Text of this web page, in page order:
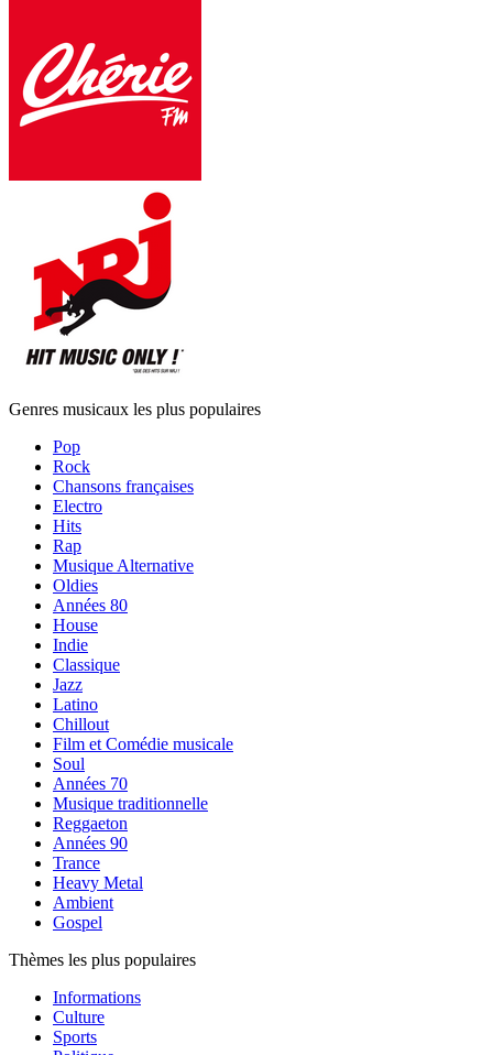
Genres musicaux les plus populaires
Pop
Rock
Chansons françaises
Electro
Hits
Rap
Musique Alternative
Oldies
Années 80
House
Indie
Classique
Jazz
Latino
Chillout
Film et Comédie musicale
Soul
Années 70
Musique traditionnelle
Reggaeton
Années 90
Trance
Heavy Metal
Ambient
Gospel
Thèmes les plus populaires
Informations
Culture
Sports